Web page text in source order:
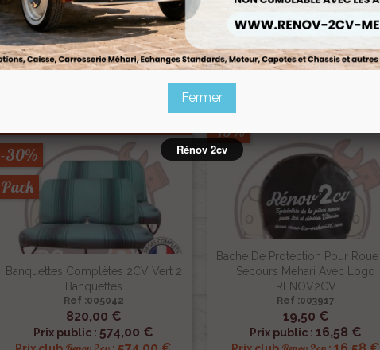
Pour 2cv Mehari Dyane Acadiane
Ref :000275
33,00 €
Prix public :28,05 €
28,05 €
Aperçu rapide
Capote 2cv Gros Grain Beige
Toile Renforcee
Prix public :245,00 €
227,85
Aperçu rapide
Banquettes Complètes 2CV Vert 2
Banquettes
Ref :005042
820,00 €
Prix public : 574,00 €
-30%
Pack
 Aperçu rapide
Bache De Protection Pour
Secours Mehari Avec Logo
RENOV2CV
Ref :003917
19,50 €
Prix public :16,58 €
-15%
 Aperçu rapide
Fermer
Rénov 2cv